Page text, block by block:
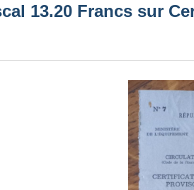
13.20 Francs sur